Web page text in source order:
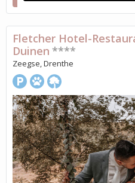
Fletcher Hotel-
Duinen ****
Zeegse, Drenthe